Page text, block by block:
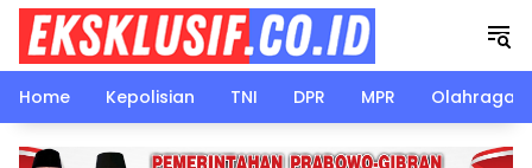
Langsung
konten
Home
Kepolisian TNI DPR MPR Olahraga